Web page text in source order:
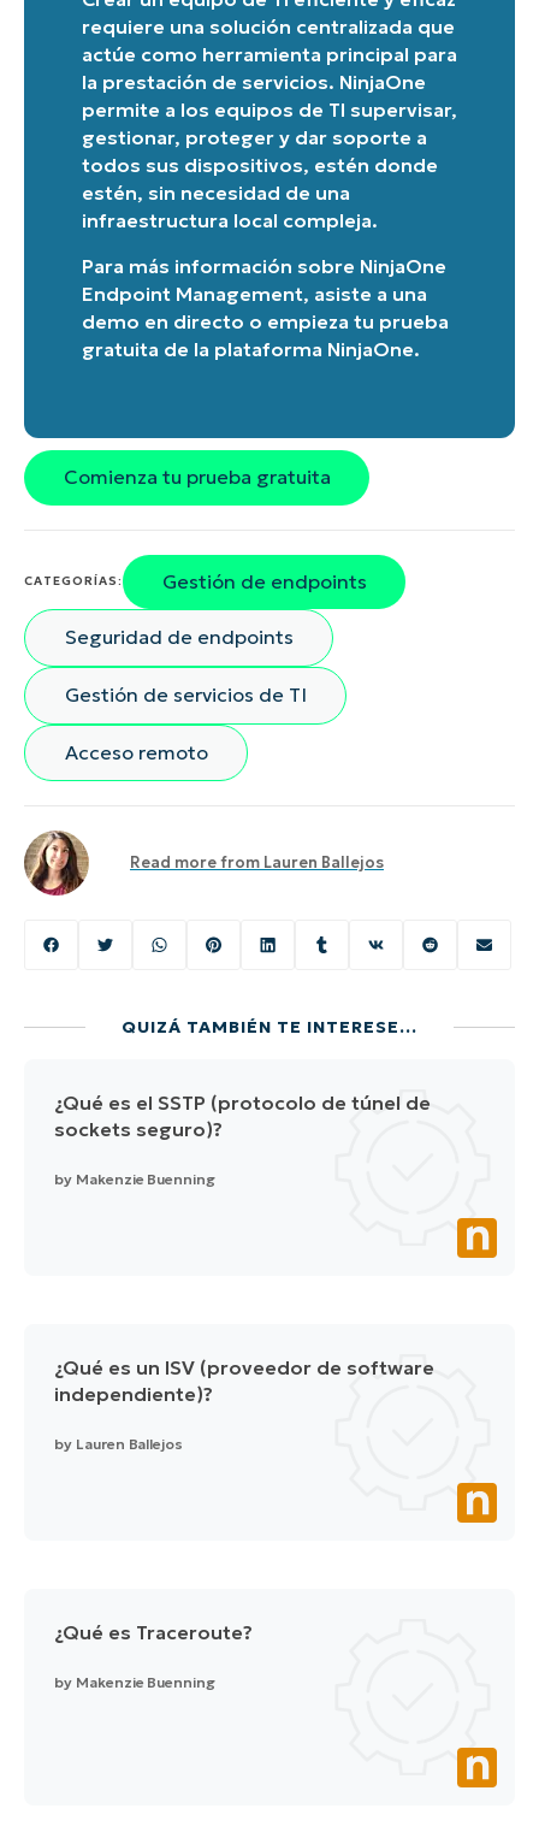
requiere una solución centralizada que
actúe como herramienta principal para
la prestación de servicios. NinjaOne
permite a los equipos de TI supervisar,
gestionar, proteger y dar soporte a
todos sus dispositivos, estén donde
estén, sin necesidad de una
infraestructura local compleja.
Para más información sobre NinjaOne
Endpoint Management, asiste a una
demo en directo o empieza tu prueba
gratuita de la plataforma NinjaOne.
Comienza tu prueba gratuita
CATEGORÍAS: Gestión de endpoints
Seguridad de endpoints
Gestión de servicios de TI
Acceso remoto
Read more from Lauren Ballejos
QUIZÁ TAMBIÉN TE INTERESE...
¿Qué es el SSTP (protocolo de túnel de
sockets seguro)?
by Makenzie Buenning
¿Qué es un ISV (proveedor de software
independiente)?
by Lauren Ballejos
¿Qué es Traceroute?
by Makenzie Buenning
Phone
number*
Company
name*